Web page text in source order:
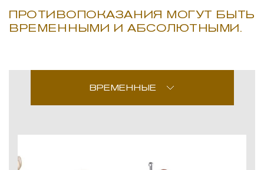
ПРОТИВОПОКАЗАНИЯ МОГУТ БЫТЬ
ВРЕМЕННЫМИ И АБСОЛЮТНЫМИ.
ВРЕМЕННЫЕ